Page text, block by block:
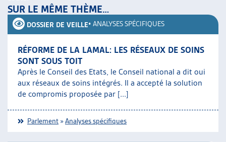
SUR LE MÊME THÈME…
DOSSIER DE VEILLE• ANALYSES SPÉCIFIQUES
RÉFORME DE LA LAMAL: LES RÉSEAUX DE SOINS
SONT SOUS TOIT
Après le Conseil des Etats, le Conseil national a dit oui
aux réseaux de soins intégrés. Il a accepté la solution
de compromis proposée par [...]
Parlement »Analyses spécifiques